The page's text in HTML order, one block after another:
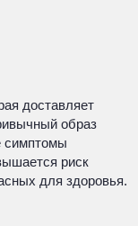
доставляет
образ
симптомы
риск
для здоровья.